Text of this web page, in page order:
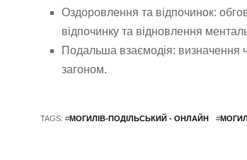
Оздоровлення та відпочинок:
відпочинку та відновлення
Подальша взаємодія: визначення
загоном.
TAGS: #МОГИЛІВ-ПОДІЛЬСЬКИЙ - ОНЛАЙН #